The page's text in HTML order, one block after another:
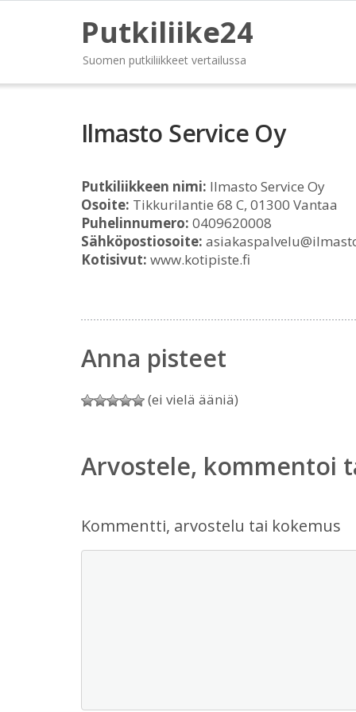
Putkiliike24
Suomen putkiliikkeet vertailussa
Ilmasto Service Oy
Putkiliikkeen nimi: Ilmasto Service Oy
Osoite: Tikkurilantie 68 C, 01300 Vantaa
Puhelinnumero: 0409620008
Sähköpostiosoite:
Kotisivut: www.kotipiste.fi
Anna pisteet
(ei vielä ääniä)
Arvostele, kommentoi
Kommentti, arvostelu tai kokemus